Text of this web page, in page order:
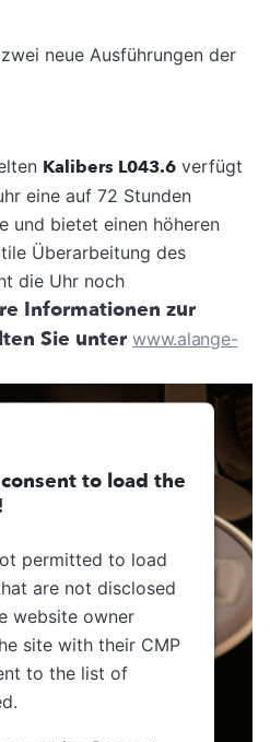
neue Ausführungen der
Kalibers L043.6 verfügt
eine auf 72 Stunden
und bietet einen höheren
Überarbeitung des
die Uhr noch
Informationen zur
Sie unter www.alange-
to load the
permitted to load
are not disclosed
website owner
site with their CMP
to the list of